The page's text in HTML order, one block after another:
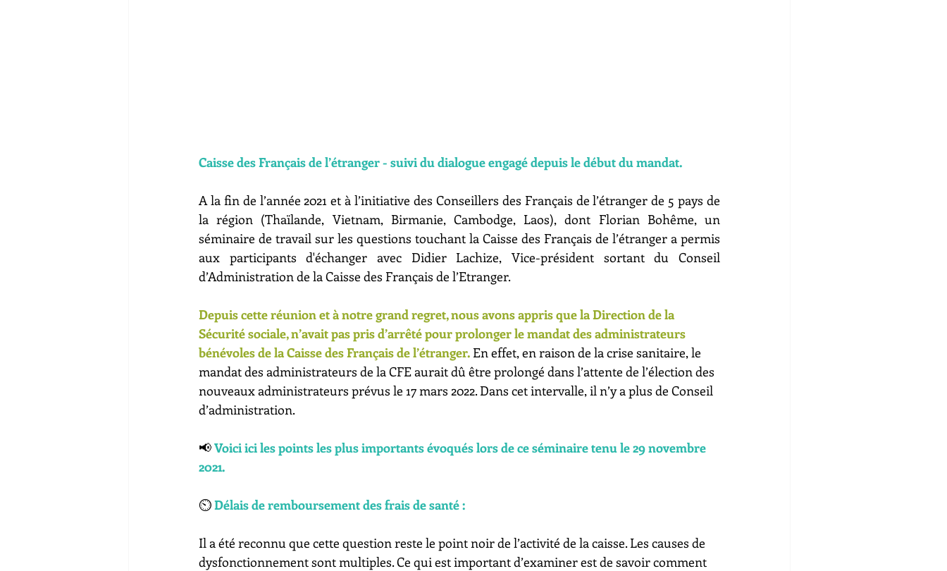
Caisse des Français de l’étranger - suivi du dialogue engagé depuis le début du mandat.
A la fin de l’année 2021 et à l’initiative des Conseillers des Français de l’étranger de 5 pays de
la région (Thaïlande, Vietnam, Birmanie, Cambodge, Laos), dont Florian Bohême, un
séminaire de travail sur les questions touchant la Caisse des Français de l’étranger a permis
aux participants d'échanger avec Didier Lachize, Vice-président sortant du Conseil
d’Administration de la Caisse des Français de l’Etranger.
Depuis cette réunion et à notre grand regret, nous avons appris que la Direction de la
Sécurité sociale, n’avait pas pris d’arrêté pour prolonger le mandat des administrateurs
bénévoles de la Caisse des Français de l’étranger. En effet, en raison de la crise sanitaire, le
mandat des administrateurs de la CFE aurait dû être prolongé dans l’attente de l’élection des
nouveaux administrateurs prévus le 17 mars 2022. Dans cet intervalle, il n’y a plus de Conseil
d’administration.
📢 Voici ici les points les plus importants évoqués lors de ce séminaire tenu le 29 novembre
2021.
⏲️ Délais de remboursement des frais de santé :
Il a été reconnu que cette question reste le point noir de l’activité de la caisse. Les causes de
dysfonctionnement sont multiples. Ce qui est important d’examiner est de savoir comment